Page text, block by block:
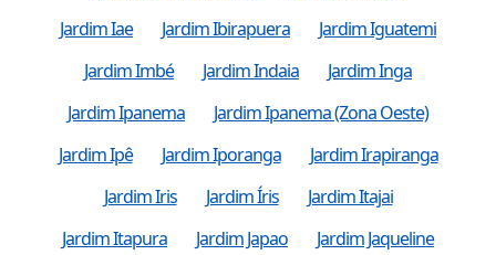
Jardim Iae
Jardim Ibirapuera
Jardim Iguatemi
Jardim Imbé
Jardim Indaia
Jardim Inga
Jardim Ipanema
Jardim Ipanema (Zona Oeste)
Jardim Ipê
Jardim Iporanga
Jardim Irapiranga
Jardim Iris
Jardim Íris
Jardim Itajai
Jardim Itapura
Jardim Japao
Jardim Jaqueline